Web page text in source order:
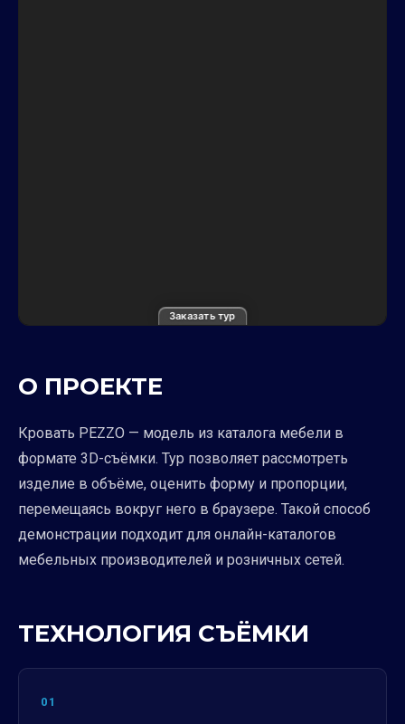
Заказать тур
О ПРОЕКТЕ
Кровать PEZZO — модель из каталога мебели в
формате 3D-съёмки. Тур позволяет рассмотреть
изделие в объёме, оценить форму и пропорции,
перемещаясь вокруг него в браузере. Такой способ
демонстрации подходит для онлайн-каталогов
мебельных производителей и розничных сетей.
ТЕХНОЛОГИЯ СЪЁМКИ
01